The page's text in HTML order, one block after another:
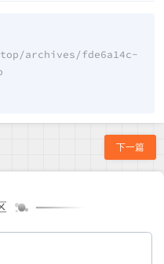
archives/fde6a14c-
下一篇